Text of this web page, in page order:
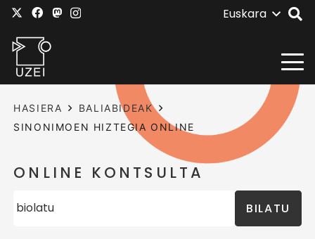
Euskara
HASIERA
BALIABIDEAK
SINONIMOEN HIZTEGIA ONLINE
ONLINE KONTSULTA
BILATU